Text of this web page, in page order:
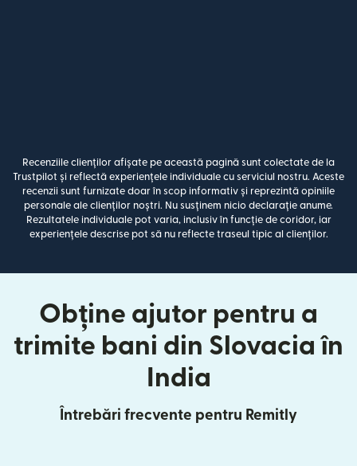
Recenziile clienților afișate pe această pagină sunt colectate de la
Trustpilot și reflectă experiențele individuale cu serviciul nostru. Aceste
recenzii sunt furnizate doar în scop informativ și reprezintă opiniile
personale ale clienților noștri. Nu susținem nicio declarație anume.
Rezultatele individuale pot varia, inclusiv în funcție de coridor, iar
experiențele descrise pot să nu reflecte traseul tipic al clienților.
Obține ajutor pentru a
trimite bani din Slovacia în
India
Întrebări frecvente pentru Remitly